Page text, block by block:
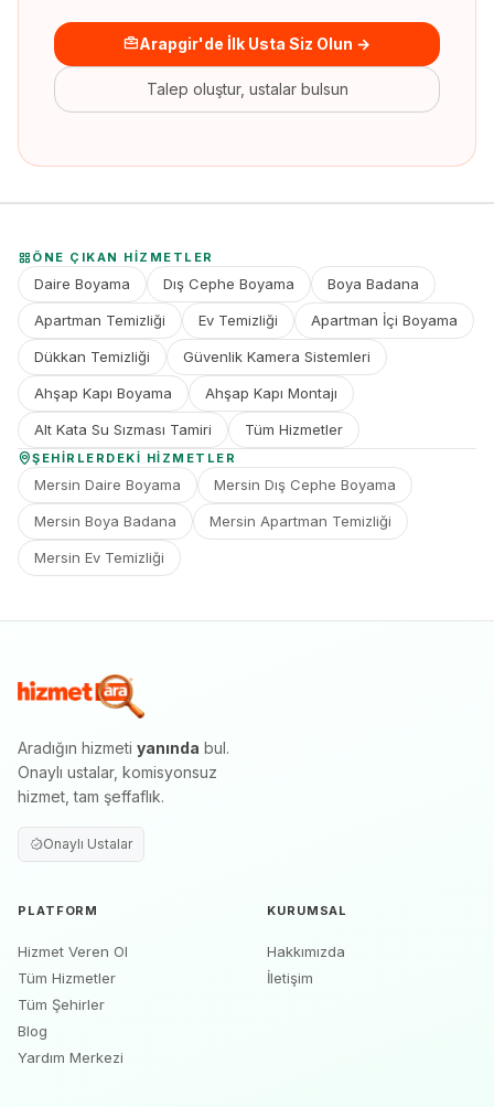
Arapgir'de İlk Usta Siz Olun →
Talep oluştur, ustalar bulsun
ÖNE ÇIKAN HIZMETLER
Daire Boyama Dış Cephe Boyama Boya Badana
Apartman Temizliği Ev Temizliği Apartman İçi Boyama
Dükkan Temizliği Güvenlik Kamera Sistemleri
Ahşap Kapı Boyama Ahşap Kapı Montajı
Alt Kata Su Sızması Tamiri Tüm Hizmetler
ŞEHIRLERDEKI HIZMETLER
Mersin Daire Boyama Mersin Dış Cephe Boyama
Mersin Boya Badana Mersin Apartman Temizliği
Mersin Ev Temizliği
Aradığın hizmeti yanında bul.
Onaylı ustalar, komisyonsuz
hizmet, tam şeffaflık.
Onaylı Ustalar
PLATFORM
Hizmet Veren Ol
Tüm Hizmetler
Tüm Şehirler
Blog
Yardım Merkezi
KURUMSAL
Hakkımızda
İletişim